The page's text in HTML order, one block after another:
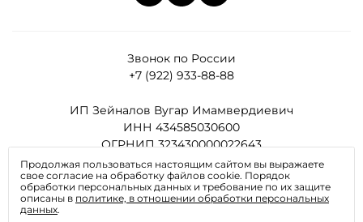
Звонок по России
+7 (922) 933-88-88
ИП Зейналов Вугар Имамвердиевич
ИНН 434585030600
ОГРНИП 323430000022643
Все права защищены
Продолжая пользоваться настоящим сайтом вы выражаете
свое согласие на обработку файлов cookie. Порядок
обработки персональных данных и требование по их защите
описаны в политике, в отношении обработки персональных
данных.